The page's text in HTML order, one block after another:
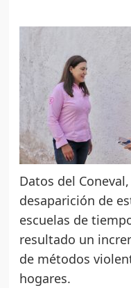
Datos del
desaparición de
escuelas de
resultado un
de métodos
hogares.